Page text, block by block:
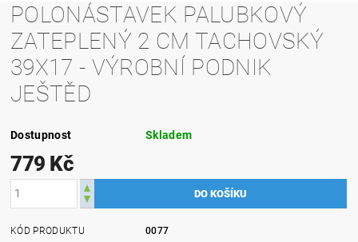
POLONÁSTAVEK PALUBKOVÝ
ZATEPLENÝ 2 CM TACHOVSKÝ
39X17 - VÝROBNÍ PODNIK
JEŠTĚD
Dostupnost Skladem
779 Kč
KÓD PRODUKTU
0077